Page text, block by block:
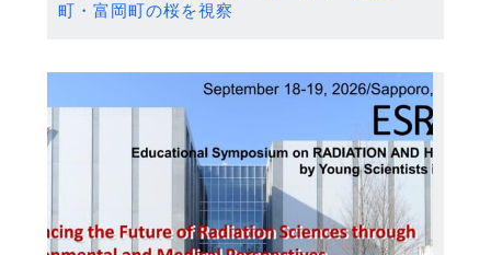
町・富岡町の桜を視察